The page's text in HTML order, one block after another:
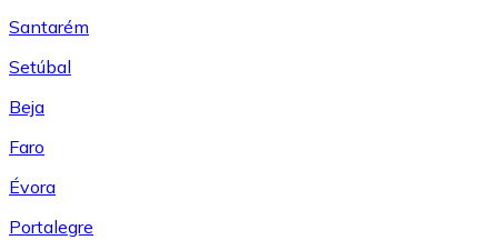
Santarém
Setúbal
Beja
Faro
Évora
Portalegre